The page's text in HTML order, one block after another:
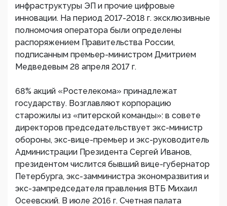
инфраструктуры ЭП и прочие цифровые
инновации. На период 2017-2018 г. эксклюзивные
полномочия оператора были определены
распоряжением Правительства России,
подписанным премьер-министром Дмитрием
Медведевым 28 апреля 2017 г.
68% акций «Ростелекома» принадлежат
государству. Возглавляют корпорацию
старожилы из «питерской команды»: в совете
директоров председательствует экс-министр
обороны, экс-вице-премьер и экс-руководитель
Администрации Президента Сергей Иванов,
президентом числится бывший вице-губернатор
Петербурга, экс-замминистра экономразвития и
экс-зампредседателя правления ВТБ Михаил
Осеевский. В июле 2016 г. Счетная палата